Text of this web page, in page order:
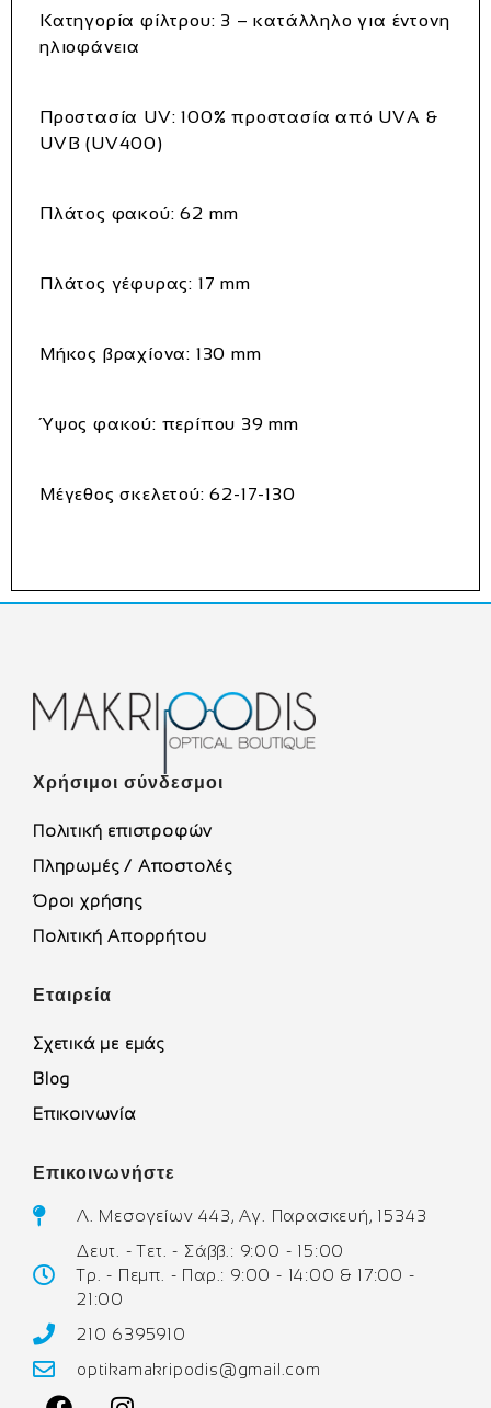
Κατηγορία φίλτρου: 3 – κατάλληλο για έντονη
ηλιοφάνεια
Προστασία UV:100% προστασία από UVA &
UVB (UV400)
Πλάτος φακού:62 mm
Πλάτος γέφυρας: 17 mm
Μήκος βραχίονα: 130 mm
Ύψος φακού: περίπου 39 mm
Μέγεθος σκελετού:62-17-130
Χρήσιμοι σύνδεσμοι
Πολιτική επιστροφών
Πληρωμές / Αποστολές
Όροι χρήσης
Πολιτική Απορρήτου
Εταιρεία
Σχετικά με εμάς
Blog
Επικοινωνία
Επικοινωνήστε
Λ. Μεσογείων 443, Αγ. Παρασκευή, 15343
Δευτ. - Τετ. - Σάββ.: 9:00 - 15:00
Τρ. - Πεμπ. - Παρ.: 9:00 - 14:00 & 17:00 -
21:00
210 6395910
optikamakripodis@gmail.com